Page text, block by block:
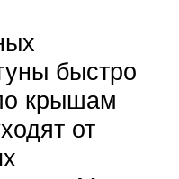
быстро
крышам
от